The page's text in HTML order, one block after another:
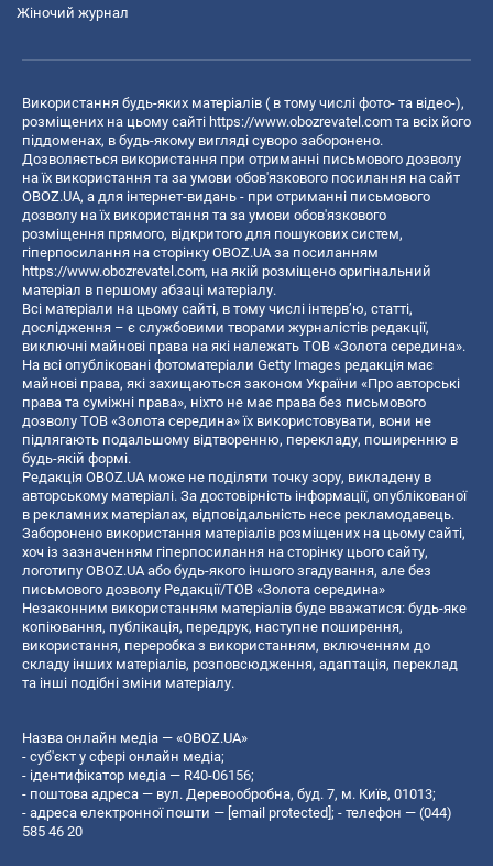
Жіночий журнал
Використання будь-яких матеріалів ( в тому числі фото- та відео-),
розміщених на цьому сайті https://www.obozrevatel.com та всіх його
піддоменах, в будь-якому вигляді суворо заборонено.
Дозволяється використання при отриманні письмового дозволу
на їх використання та за умови обов'язкового посилання на сайт
OBOZ.UA, а для інтернет-видань - при отриманні письмового
дозволу на їх використання та за умови обов'язкового
розміщення прямого, відкритого для пошукових систем,
гіперпосилання на сторінку OBOZ.UA за посиланням
https://www.obozrevatel.com, на якій розміщено оригінальний
матеріал в першому абзаці матеріалу.
Всі матеріали на цьому сайті, в тому числі інтерв’ю, статті,
дослідження – є службовими творами журналістів редакції,
виключні майнові права на які належать ТОВ «Золота середина».
На всі опубліковані фотоматеріали Getty Images редакція має
майнові права, які захищаються законом України «Про авторські
права та суміжні права», ніхто не має права без письмового
дозволу ТОВ «Золота середина» їх використовувати, вони не
підлягають подальшому відтворенню, перекладу, поширенню в
будь-якій формі.
Редакція OBOZ.UA може не поділяти точку зору, викладену в
авторському матеріалі. За достовірність інформації, опублікованої
в рекламних матеріалах, відповідальність несе рекламодавець.
Заборонено використання матеріалів розміщених на цьому сайті,
хоч із зазначенням гіперпосилання на сторінку цього сайту,
логотипу OBOZ.UA або будь-якого іншого згадування, але без
письмового дозволу Редакції/ТОВ «Золота середина»
Незаконним використанням матеріалів буде вважатися: будь-яке
копiювання, публiкацiя, передрук, наступне поширення,
використання, переробка з використанням, включенням до
складу інших матеріалів, розповсюдження, адаптація, переклад
та інші подібні зміни матеріалу.
Назва онлайн медіа — «OBOZ.UA»
- суб'єкт у сфері онлайн медіа;
- ідентифікатор медіа — R40-06156;
- поштова адреса — вул. Деревообробна, буд. 7, м. Київ, 01013;
- адреса електронної пошти — [email protected] ; - телефон — (044)
585 46 20